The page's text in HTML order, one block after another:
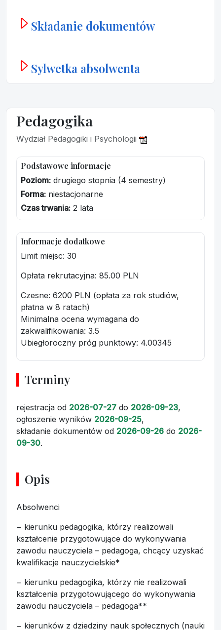
Składanie dokumentów
Sylwetka absolwenta
Pedagogika
Wydział Pedagogiki i Psychologii
Podstawowe informacje
Poziom: drugiego stopnia (4 semestry)
Forma: niestacjonarne
Czas trwania: 2 lata
Informacje dodatkowe
Limit miejsc: 30
Opłata rekrutacyjna: 85.00 PLN
Czesne: 6200 PLN (opłata za rok studiów,
płatna w 8 ratach)
Minimalna ocena wymagana do
zakwalifikowania: 3.5
Ubiegłoroczny próg punktowy: 4.00345
Terminy
rejestracja od 2026-07-27 do 2026-09-23,
ogłoszenie wyników 2026-09-25,
składanie dokumentów od 2026-09-26 do 2026-
09-30.
Opis
Absolwenci
− kierunku pedagogika, którzy realizowali
kształcenie przygotowujące do wykonywania
zawodu nauczyciela – pedagoga, chcący uzyskać
kwalifikacje nauczycielskie*
− kierunku pedagogika, którzy nie realizowali
kształcenia przygotowującego do wykonywania
zawodu nauczyciela – pedagoga**
− kierunków z dziedziny nauk społecznych (nauki